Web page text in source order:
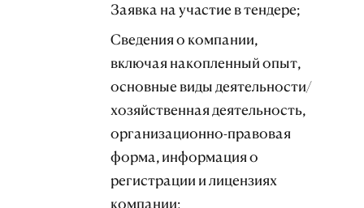
Заявка на участие в тендере;
Сведения о компании,
включая накопленный опыт,
основные виды деятельности/
хозяйственная деятельность,
организационно-правовая
форма, информация о
регистрации и лицензиях
компании;